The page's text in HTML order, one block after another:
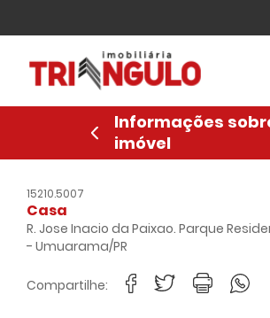
Home
Venda
Locação
Lançamentos
Sobre
Financiamento
Contato
Informações
imóvel
15210.5007
Casa
R. Jose Inacio da Paixao. Parque
- Umuarama/PR
Compartilhe: